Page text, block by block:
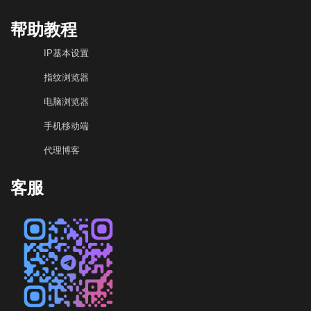
帮助教程
IP基本设置
指纹浏览器
电脑浏览器
手机移动端
代理博客
客服